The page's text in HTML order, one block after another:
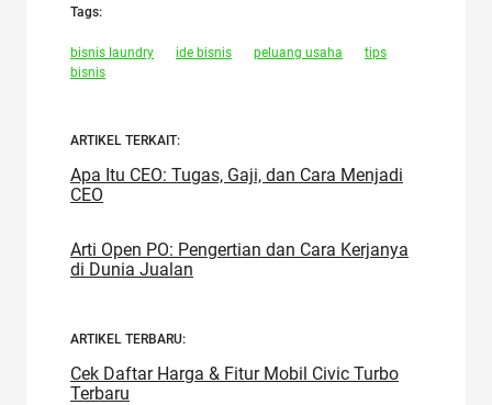
Tags:
bisnis laundry ide bisnis peluang usaha
tips
bisnis
ARTIKEL TERKAIT:
Apa Itu CEO: Tugas, Gaji, dan Cara Menjadi
CEO
Arti Open PO: Pengertian dan Cara Kerjanya
di Dunia Jualan
ARTIKEL TERBARU:
Cek Daftar Harga & Fitur Mobil Civic Turbo
Terbaru